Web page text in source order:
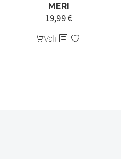
MERI
19,99€
Vali Sellel
tootel